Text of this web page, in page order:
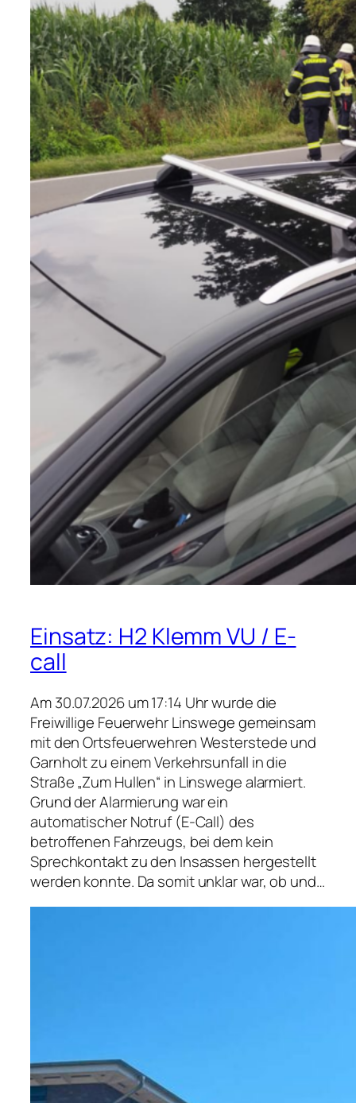
Einsatz: H2 Klemm VU / E-
call
Am 30.07.2026 um 17:14 Uhr wurde die
Freiwillige Feuerwehr Linswege gemeinsam
mit den Ortsfeuerwehren Westerstede und
Garnholt zu einem Verkehrsunfall in die
Straße „Zum Hullen“ in Linswege alarmiert.
Grund der Alarmierung war ein
automatischer Notruf (E-Call) des
betroffenen Fahrzeugs, bei dem kein
Sprechkontakt zu den Insassen hergestellt
werden konnte. Da somit unklar war, ob und…